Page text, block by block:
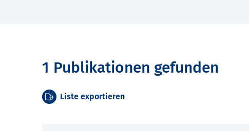
1 Publikationen gefunden
Liste exportieren